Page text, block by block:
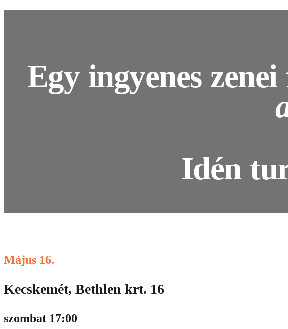
Egy ingyenes
Idén
Május 16.
Kecskemét, Bethlen krt. 16
szombat 17:00